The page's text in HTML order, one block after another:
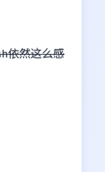
依然这么感